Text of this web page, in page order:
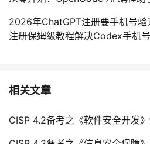
2026年ChatGPT注册要手机号
注册保姆级教程解决Codex手机
相关文章
CISP 4.2备考之《软件安全开发